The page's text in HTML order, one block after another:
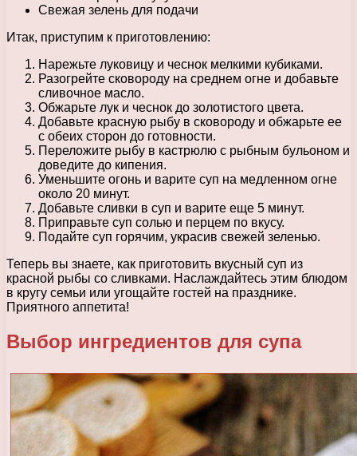
Свежая зелень для подачи
Итак, приступим к приготовлению:
Нарежьте луковицу и чеснок мелкими кубиками.
Разогрейте сковороду на среднем огне и добавьте
сливочное масло.
Обжарьте лук и чеснок до золотистого цвета.
Добавьте красную рыбу в сковороду и обжарьте ее
с обеих сторон до готовности.
Переложите рыбу в кастрюлю с рыбным бульоном и
доведите до кипения.
Уменьшите огонь и варите суп на медленном огне
около 20 минут.
Добавьте сливки в суп и варите еще 5 минут.
Приправьте суп солью и перцем по вкусу.
Подайте суп горячим, украсив свежей зеленью.
Теперь вы знаете, как приготовить вкусный суп из
красной рыбы со сливками. Наслаждайтесь этим блюдом
в кругу семьи или угощайте гостей на празднике.
Приятного аппетита!
Выбор ингредиентов для супа